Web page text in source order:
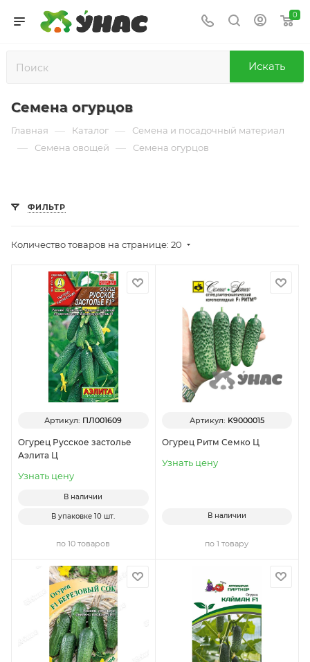
0
Искать
Семена огурцов
Главная — Каталог — Семена и посадочный материал
— Семена овощей — Семена огурцов
ФИЛЬТР
Количество товаров на странице: 20
Артикул: ПЛ001609
Огурец Русское застолье
Аэлита Ц
Узнать цену
В наличии
В упаковке10 шт.
по 10 товаров
Артикул: K9000015
Огурец Ритм Семко Ц
Узнать цену
В наличии
по 1 товару